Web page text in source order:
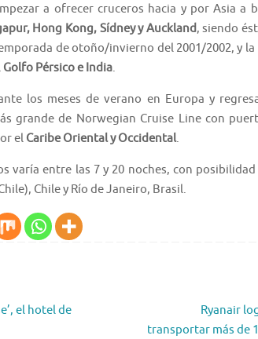
a ofrecer cruceros hacia y por Asia a
Hong Kong, Sídney y Auckland, siendo
de otoño/invierno del 2001/2002, y
Golfo Pérsico e India.
los meses de verano en Europa y
grande de Norwegian Cruise Line con
el Caribe Oriental y Occidental.
varía entre las 7 y 20 noches, con
Chile y Río de Janeiro, Brasil.
el hotel de
Ryanair
transportar más de